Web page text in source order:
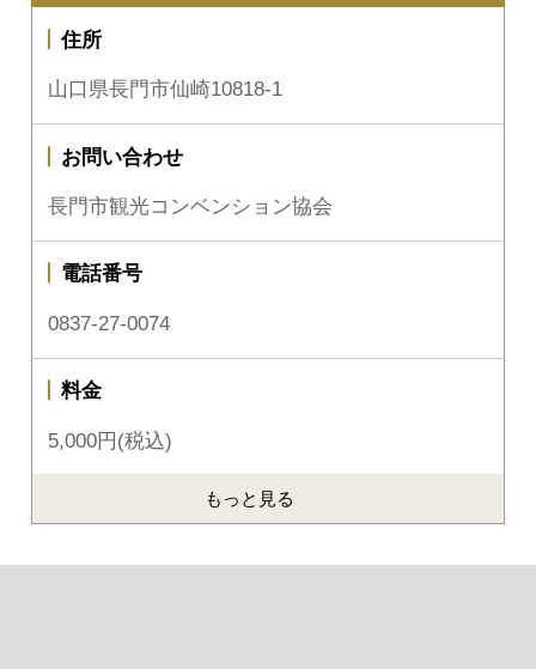
住所
山口県長門市仙崎10818-1
お問い合わせ
長門市観光コンベンション協会
電話番号
0837-27-0074
料金
5,000円(税込)
もっと見る